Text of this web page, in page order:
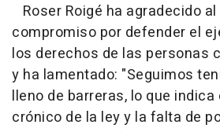
Roser Roigé ha agradecido
compromiso por defender el
los derechos de las personas
y ha lamentado: "Seguimos
lleno de barreras, lo que
crónico de la ley y la falta de